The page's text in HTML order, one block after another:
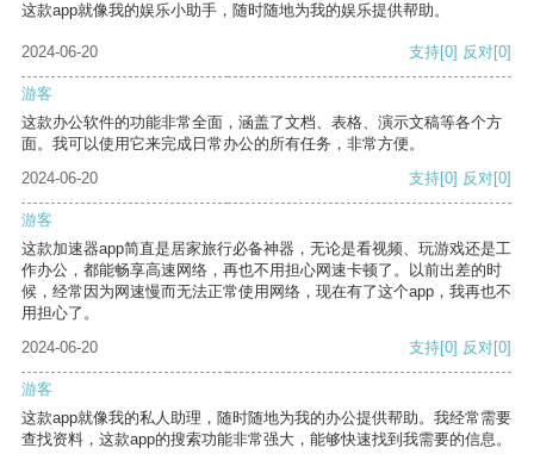
这款app就像我的娱乐小助手，随时随地为我的娱乐提供帮助。
2024-06-20 支持[0] 反对[0]
游客
这款办公软件的功能非常全面，涵盖了文档、表格、演示文稿等各个方
面。我可以使用它来完成日常办公的所有任务，非常方便。
2024-06-20
支持[0] 反对[0]
游客
这款加速器app简直是居家旅行必备神器，无论是看视频、玩游戏还是工
作办公，都能畅享高速网络，再也不用担心网速卡顿了。以前出差的时
候，经常因为网速慢而无法正常使用网络，现在有了这个app，我再也不
用担心了。
2024-06-20
支持[0] 反对[0]
游客
这款app就像我的私人助理，随时随地为我的办公提供帮助。我经常需要
查找资料，这款app的搜索功能非常强大，能够快速找到我需要的信息。